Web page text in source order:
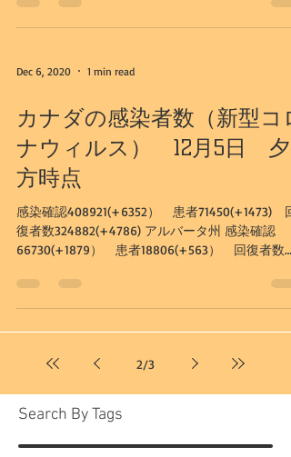
Dec 6, 2020 1 min read
カナダの感染者数（新型コ
ナウィルス） 12月5日 夕
方時点
感染確認408921(+6352） 患者71450(+1473) 回
復者数324882(+4786) アルバータ州 感染確認
66730(+1879） 患者18806(+563） 回復者数
2/3
Search By Tags